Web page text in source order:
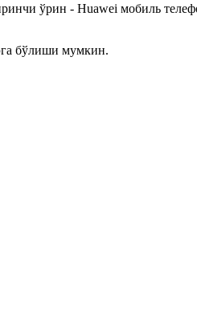
ўрин - Huawei мобиль
бўлиши мумкин.